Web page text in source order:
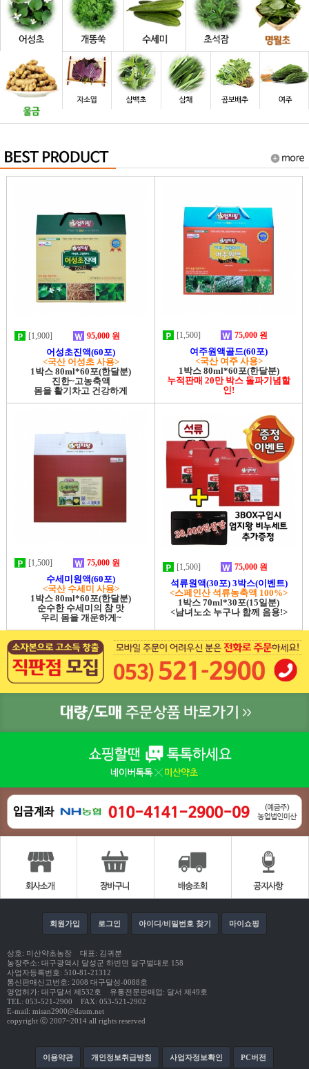
[1,900] 95,000 원
어성초진액(60포)
<국산 어성초 사용>
1박스 80ml*60포(한달분)
진한~고농축액
몸을 활기차고 건강하게
[1,500] 75,000 원
여주원액골드(60포)
<국산 여주 사용>
1박스 80ml*60포(한달분)
누적판매 20만 박스 돌파기념할
인!
[1,500] 75,000 원
수세미원액(60포)
<국산 수세미 사용>
1박스 80ml*60포(한달분)
순수한 수세미의 참 맛
우리 몸을 개운하게~
[1,500] 75,000 원
석류원액(30포) 3박스(이벤트)
<스페인산 석류농축액 100%>
1박스 70ml*30포(15일분)
<남녀노소 누구나 함께 음용!>
회원가입 로그인 아이디/비밀번호 찾기 마이쇼핑
상호: 미산약초농장 대표: 김귀분
농장주소: 대구광역시 달성군 하빈면 달구벌대로 158
사업자등록번호: 510-81-21312
통신판매신고번호: 2008 대구달성-0088호
영업허가: 대구달서 제532호 유통전문판매업: 달서 제49호
TEL: 053-521-2900 FAX: 053-521-2902
E-mail: misan2900@daum.net
copyright ⓒ 2007~2014 all rights reserved
이용약관 개인정보취급방침 사업자정보확인 PC버전